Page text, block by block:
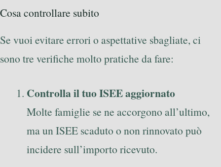
Cosa controllare subito
Se vuoi evitare errori o aspettative sbagliate, ci
sono tre verifiche molto pratiche da fare:
Controlla il tuo ISEE aggiornato
Molte famiglie se ne accorgono all’ultimo,
ma un ISEE scaduto o non rinnovato può
incidere sull’importo ricevuto.